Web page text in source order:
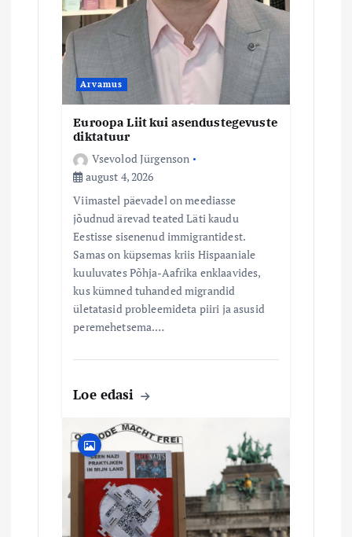
Arvamus
Euroopa Liit kui asendustegevuste
diktatuur
Vsevolod Jürgenson
august 4, 2026
Viimastel päevadel on meediasse
jõudnud ärevad teated Läti kaudu
Eestisse sisenenud immigrantidest.
Samas on küpsemas kriis Hispaaniale
kuuluvates Põhja-Aafrika enklaavides,
kus kümned tuhanded migrandid
ületatasid probleemideta piiri ja asusid
peremehetsema.…
Loe edasi